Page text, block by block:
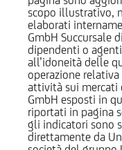
scopo illustrativo,
elaborati
GmbH Succursale
dipendenti o
all’idoneità delle
operazione
attività sui mercati
GmbH esposti in
riportati in pagina
gli indicatori sono
direttamente da